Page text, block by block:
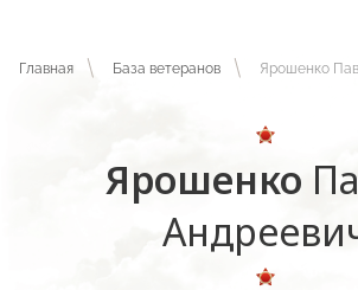
Главная База ветеранов Ярошенко
Ярошенко